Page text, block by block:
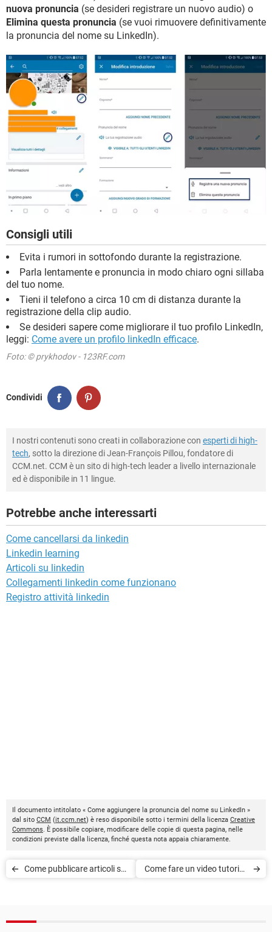
nuova pronuncia (se desideri registrare un nuovo audio) o
Elimina questa pronuncia (se vuoi rimuovere definitivamente
la pronuncia del nome su LinkedIn).
Consigli utili
Evita i rumori in sottofondo durante la registrazione.
Parla lentamente e pronuncia in modo chiaro ogni sillaba
del tuo nome.
Tieni il telefono a circa 10 cm di distanza durante la
registrazione della clip audio.
Se desideri sapere come migliorare il tuo profilo LinkedIn,
leggi: Come avere un profilo linkedIn efficace.
Foto: © prykhodov - 123RF.com
Condividi
I nostri contenuti sono creati in collaborazione con esperti di high-
tech, sotto la direzione di Jean-François Pillou, fondatore di
CCM.net. CCM è un sito di high-tech leader a livello internazionale
ed è disponibile in 11 lingue.
Potrebbe anche interessarti
Come cancellarsi da linkedin
Linkedin learning
Articoli su linkedin
Collegamenti linkedin come funzionano
Registro attività linkedin
Il documento intitolato « Come aggiungere la pronuncia del nome su LinkedIn »
dal sito CCM (it.ccm.net) è reso disponibile sotto i termini della licenza Creative
Commons. È possibile copiare, modificare delle copie di questa pagina, nelle
condizioni previste dalla licenza, finché questa nota appaia chiaramente.
Come pubblicare articoli su
Come fare un video tutorial: